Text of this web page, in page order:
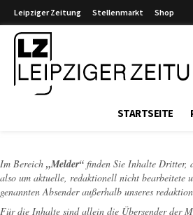
Leipziger Zeitung Stellenmarkt Shop
STARTSEITE
Im Bereich „Melder“ finden Sie Inhalte Dritter,
also um aktuelle, redaktionell nicht bearbeitete
genannten Absender außerhalb unseres
Für die Inhalte sind allein die Übersender der